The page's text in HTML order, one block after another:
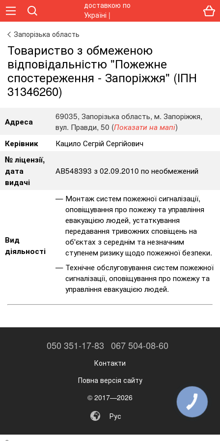
Запорізька область
Товариство з обмеженою
відповідальністю "Пожежне
спостереження - Запоріжжя" (ІПН
31346260)
Адреса
69035, Запорізька область, м. Запоріжжя,
вул. Правди, 50 (Показати на мапі)
Керівник
Кацило Сегрій Сергійович
№ ліцензії,
дата
видачі
АВ548393 з 02.09.2010 по необмежений
Вид
діяльності
Монтаж систем пожежної сигналізації,
оповіщування про пожежу та управління
евакуацією людей, устаткування
передавання тривожних сповіщень на
об'єктах з середнім та незначним
ступенем ризику щодо пожежної безпеки.
Технічне обслуговування систем пожежної
сигналізації, оповіщування про пожежу та
управління евакуацією людей.
050 351-17-83 067 504-08-60
Контакти
Повна версія сайту
© 2017—2026
Рус
КНОПКА
ЗВ'ЯЗКУ